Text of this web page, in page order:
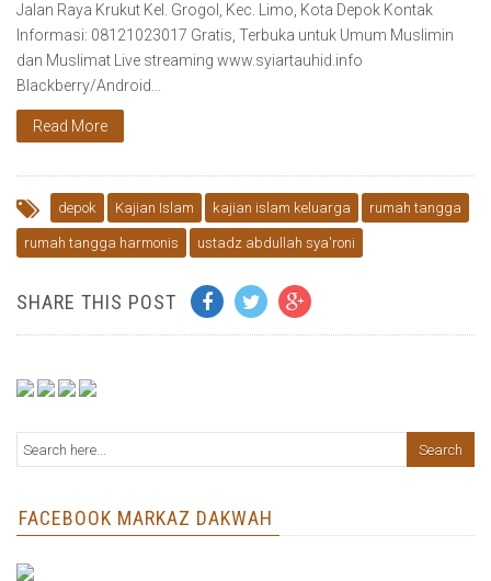
Jalan Raya Krukut Kel. Grogol, Kec. Limo, Kota Depok Kontak
Informasi: 08121023017 Gratis, Terbuka untuk Umum Muslimin
dan Muslimat Live streaming www.syiartauhid.info
Blackberry/Android…
Read More
depok Kajian Islam kajian islam keluarga rumah tangga
rumah tangga harmonis ustadz abdullah sya'roni
SHARE THIS POST
FACEBOOK MARKAZ DAKWAH